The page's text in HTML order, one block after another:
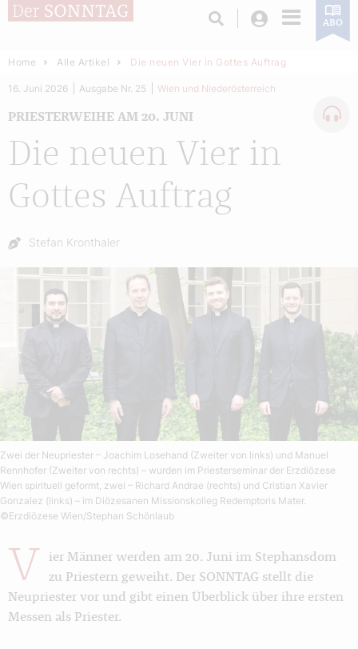
Login ABO
Home Alle Artikel Die neuen Vier in Gottes Auftrag
Die neuen Vier in
Gottes Auftrag
PRIESTERWEIHE AM 20. JUNI
16. Juni 2026 Ausgabe Nr. 25 Wien und Niederösterreich
Autor:
Stefan Kronthaler
Zwei der Neupriester – Joachim Losehand (Zweiter von links) und Manuel
Rennhofer (Zweiter von rechts) – wurden im Priesterseminar der Erzdiözese
Wien spirituell geformt, zwei – Richard Andrae (rechts) und Cristian Xavier
Gonzalez (links) – im Diözesanen Missionskolleg Redemptoris Mater.
©Erzdiözese Wien/Stephan Schönlaub
V
ier Männer werden am 20. Juni im Stephansdom
zu Priestern geweiht. Der SONNTAG stellt die
Neupriester vor und gibt einen Überblick über ihre ersten
Messen als Priester.